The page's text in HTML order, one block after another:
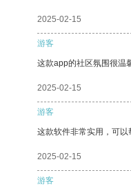
2025-02-15
游客
这款app的社区氛围很温
2025-02-15
游客
这款软件非常实用，可以
2025-02-15
游客